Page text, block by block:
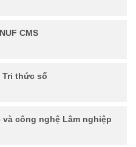
CMS
Tri thức số
công nghệ Lâm nghiệp